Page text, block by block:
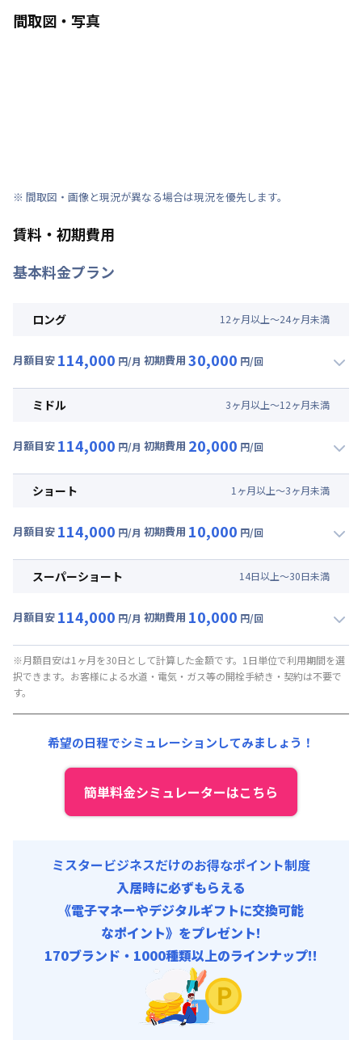
間取図・写真
※ 間取図・画像と現況が異なる場合は現況を優先します。
賃料・初期費用
基本料金プラン
ロング 12ヶ月以上～24ヶ月未満
月額目安 114,000 円/月 初期費用 30,000 円/回
月額賃料目安(30日利用)
光熱費他 : 15,000円/月
ミドル 3ヶ月以上～12ヶ月未満
月額目安 114,000 円/月 初期費用 20,000 円/回
月額賃料目安(30日利用)
光熱費他 : 15,000円/月
ショート 1 ヶ月以上～3ヶ月未満
月額目安 114,000 円/月 初期費用 10,000 円/回
月額賃料目安(30日利用)
光熱費他 : 15,000円/月
スーパーショート 14日以上～30日未満
月額目安 114,000 円/月 初期費用 10,000 円/回
月額賃料目安(30日利用)
賃料 : 99,000円/月 (3,300円/日)
光熱費他 :
※月額目安は1ヶ月を30日として計算した金額です。1日単位で利用期間を選
択できます。お客様による水道・電気・ガス等の開栓手続き・契約は不要で
す。
希望の日程でシミュレーションしてみましょう！
簡単料金シミュレーターはこちら
ミスタービジネスだけのお得なポイント制度
入居時に必ずもらえる
《電子マネーやデジタルギフトに交換可能
なポイント》をプレゼント!
170ブランド・1000種類以上のラインナップ!!